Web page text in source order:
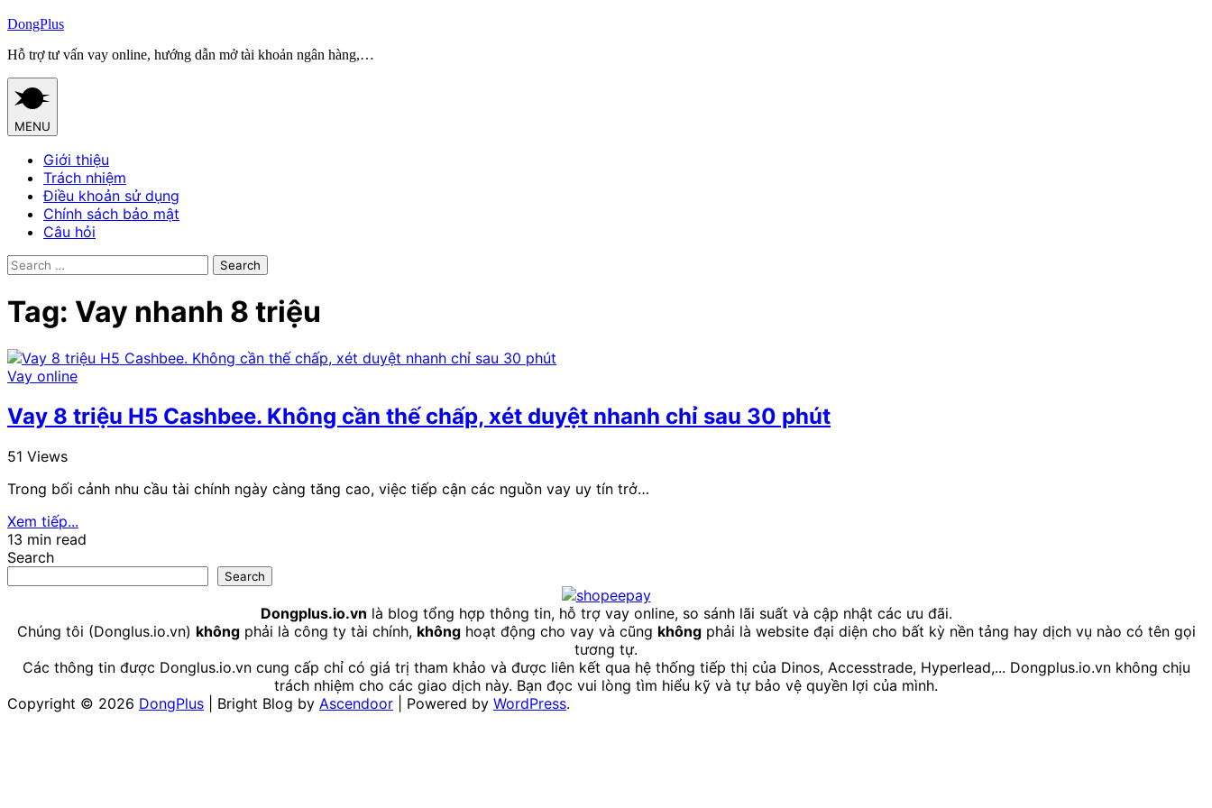
Skip
content
DongPlus
Hỗ trợ tư vấn vay online, hướng dẫn mở tài khoản ngân hàng,…
MENU
Giới thiệu
Trách nhiệm
Điều khoản sử dụng
Chính sách bảo mật
Câu hỏi
Search
Tag: Vay nhanh 8 triệu
Vay online
Vay 8 triệu H5 Cashbee. Không cần thế chấp, xét duyệt nhanh chỉ sau 30 phút
51 Views
Trong bối cảnh nhu cầu tài chính ngày càng tăng cao, việc tiếp cận các nguồn vay uy tín trở…
Xem tiếp...
13 min read
Search
Search
Dongplus.io.vn là blog tổng hợp thông tin, hỗ trợ vay online, so sánh lãi suất và cập nhật các ưu đãi.
Chúng tôi (Donglus.io.vn) khôngphải là công ty tài chính, khônghoạt động cho vay và cũng khôngphải là website đại diện cho bất kỳ nền tảng hay dịch vụ nào có tên gọi
tương tự.
Các thông tin được Donglus.io.vn cung cấp chỉ có giá trị tham khảo và được liên kết qua hệ thống tiếp thị của Dinos, Accesstrade, Hyperlead,... Dongplus.io.vn không chịu
trách nhiệm cho các giao dịch này. Bạn đọc vui lòng tìm hiểu kỹ và tự bảo vệ quyền lợi của mình.
Copyright © 2026 DongPlus | Bright Blog by Ascendoor | Powered by WordPress.